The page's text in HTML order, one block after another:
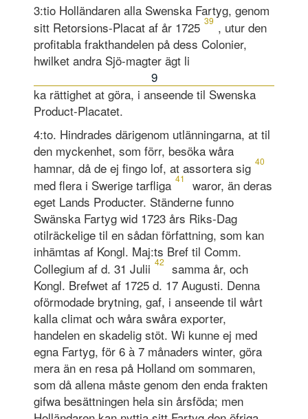
3:tio Holländaren alla Swenska Fartyg, genom
sitt Retorsions-Placat af år 1725 39 , utur den
profitabla frakthandelen på dess Colonier,
hwilket and­ra Sjö-magter ägt li
9
ka rättighet at göra, i anseende til Swenska
Product-Placatet.
4:to. Hindrades därigenom utlänningarna, at til
den myckenhet, som förr, besöka wåra
hamnar, då de ej fingo lof, at assortera sig 40
med flera i Swerige tarfliga 41
waror, än deras
eget Lands Producter. Ständerne funno
Swänska Fartyg wid 1723 års Riks-Dag
otilräckelige til en sådan författning, som kan
inhämtas af Kongl. Maj:ts Bref til Comm.
Collegium af d. 31 Julii 42
samma år, och
Kongl. Brefwet af 1725 d. 17 Augusti. Denna
oförmodade brytning, gaf, i anseende til wårt
kalla climat och wåra swåra exporter,
handelen en skadelig stöt. Wi kunne ej med
egna Fartyg, för 6 à 7 månaders winter, göra
mera än en resa på Holland om sommaren,
som då allena måste genom den enda frakten
gifwa besättningen hela sin årsföda; men